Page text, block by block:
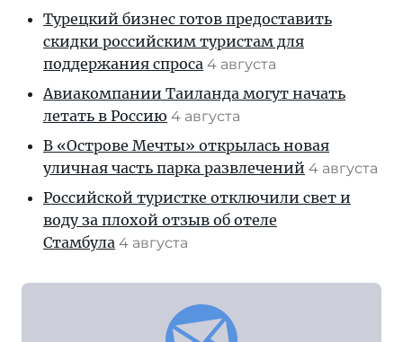
Турецкий бизнес готов предоставить
скидки российским туристам для
поддержания спроса 4 августа
Авиакомпании Таиланда могут начать
летать в Россию 4 августа
В «Острове Мечты» открылась новая
уличная часть парка развлечений 4 августа
Российской туристке отключили свет и
воду за плохой отзыв об отеле
Стамбула 4 августа